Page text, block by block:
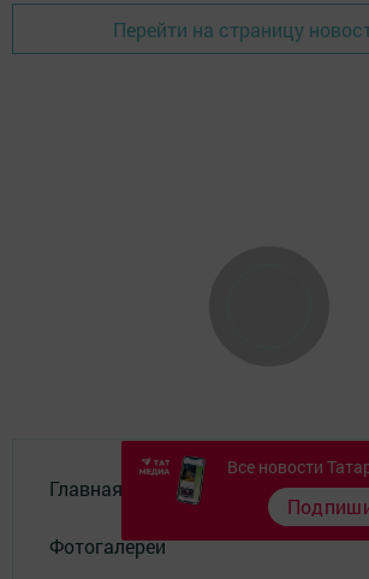
Перейти на страницу
Главная
Фотогалереи
Все новости